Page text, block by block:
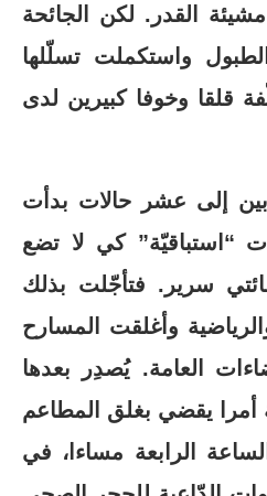
القدر. لكن الجائحة
واستكملت تسلّلها
قلقا وخوفا كبيرين لدى
إلى عشر حالات بدأت
“استباقيّة” كي لا تضع
سرير. فتأجّلت بذلك
وأغلقت المسارح
العامة. يُصدِر بعدها
يقضي بغلق المطاعم
الرابعة مساءا، في